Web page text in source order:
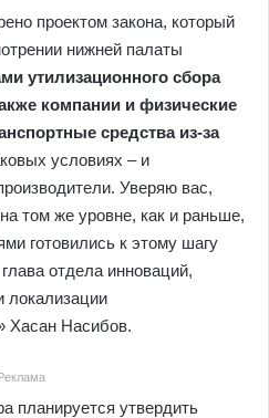
проектом закона, который
нижней палаты
утилизационного сбора
компании и физические
средства из-за
условиях – и
Уверяю вас,
том же уровне, как и раньше,
готовились к этому шагу
отдела инноваций,
локализации
Хасан Насибов.
планируется утвердить